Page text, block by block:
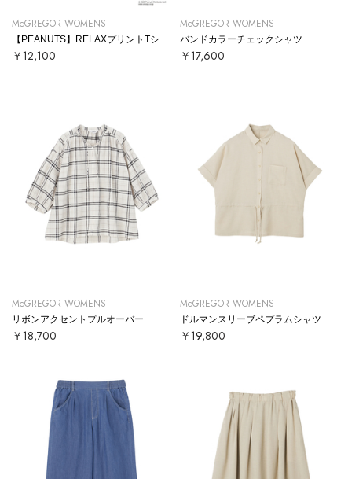
McGREGOR WOMENS
￥12,100
McGREGOR WOMENS
バンドカラーチェックシャツ
￥17,600
McGREGOR WOMENS
リボンアクセントプルオーバー
￥18,700
McGREGOR WOMENS
ドルマンスリーブペプラムシャツ
￥19,800